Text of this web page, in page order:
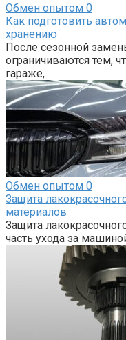
Обмен опытом 0
Как подготовить
хранению
После сезонной
ограничиваются тем,
гараже,
Обмен опытом 0
Защита
материалов
Защита
часть ухода за